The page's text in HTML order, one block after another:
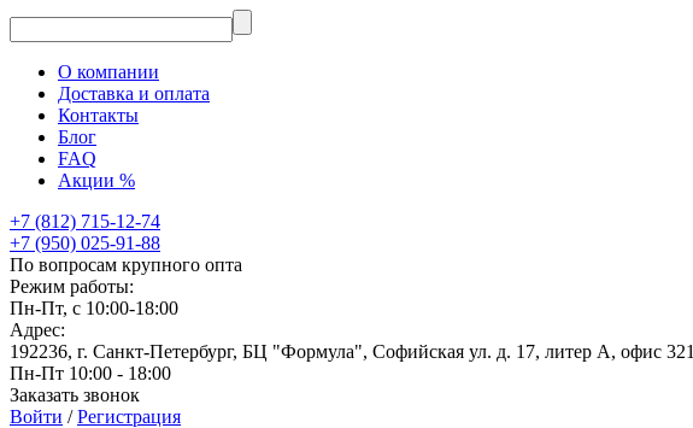
О компании
Доставка и оплата
Контакты
Блог
FAQ
Акции %
+7 (812) 715-12-74
+7 (950) 025-91-88
По вопросам крупного опта
Режим работы:
Пн-Пт, с 10:00-18:00
Адрес:
192236, г. Санкт-Петербург, БЦ "Формула", Софийская ул. д. 17, литер А, офис 321
Пн-Пт 10:00 - 18:00
Заказать звонок
Войти /Регистрация